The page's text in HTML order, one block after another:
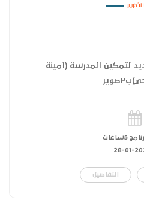
لتمكين المدرسة (أمينة
5ساعات
28-01-
التفاصيل